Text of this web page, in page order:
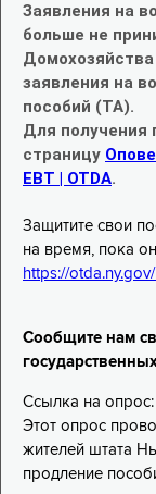
Заявления на
больше не
заявления на
пособий (TA).
Для получения
страницу
EBT | OTDA.
Защитите свои
на время, пока
https://
Сообщите нам
Ссылка на опрос:
Этот опрос
жителей штата
продление